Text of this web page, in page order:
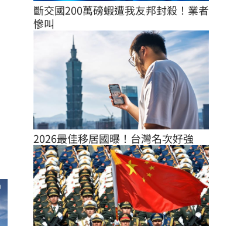
斷交國200萬磅蝦遭我友邦封殺！業者
慘叫
2026最佳移居國曝！台灣名次好強